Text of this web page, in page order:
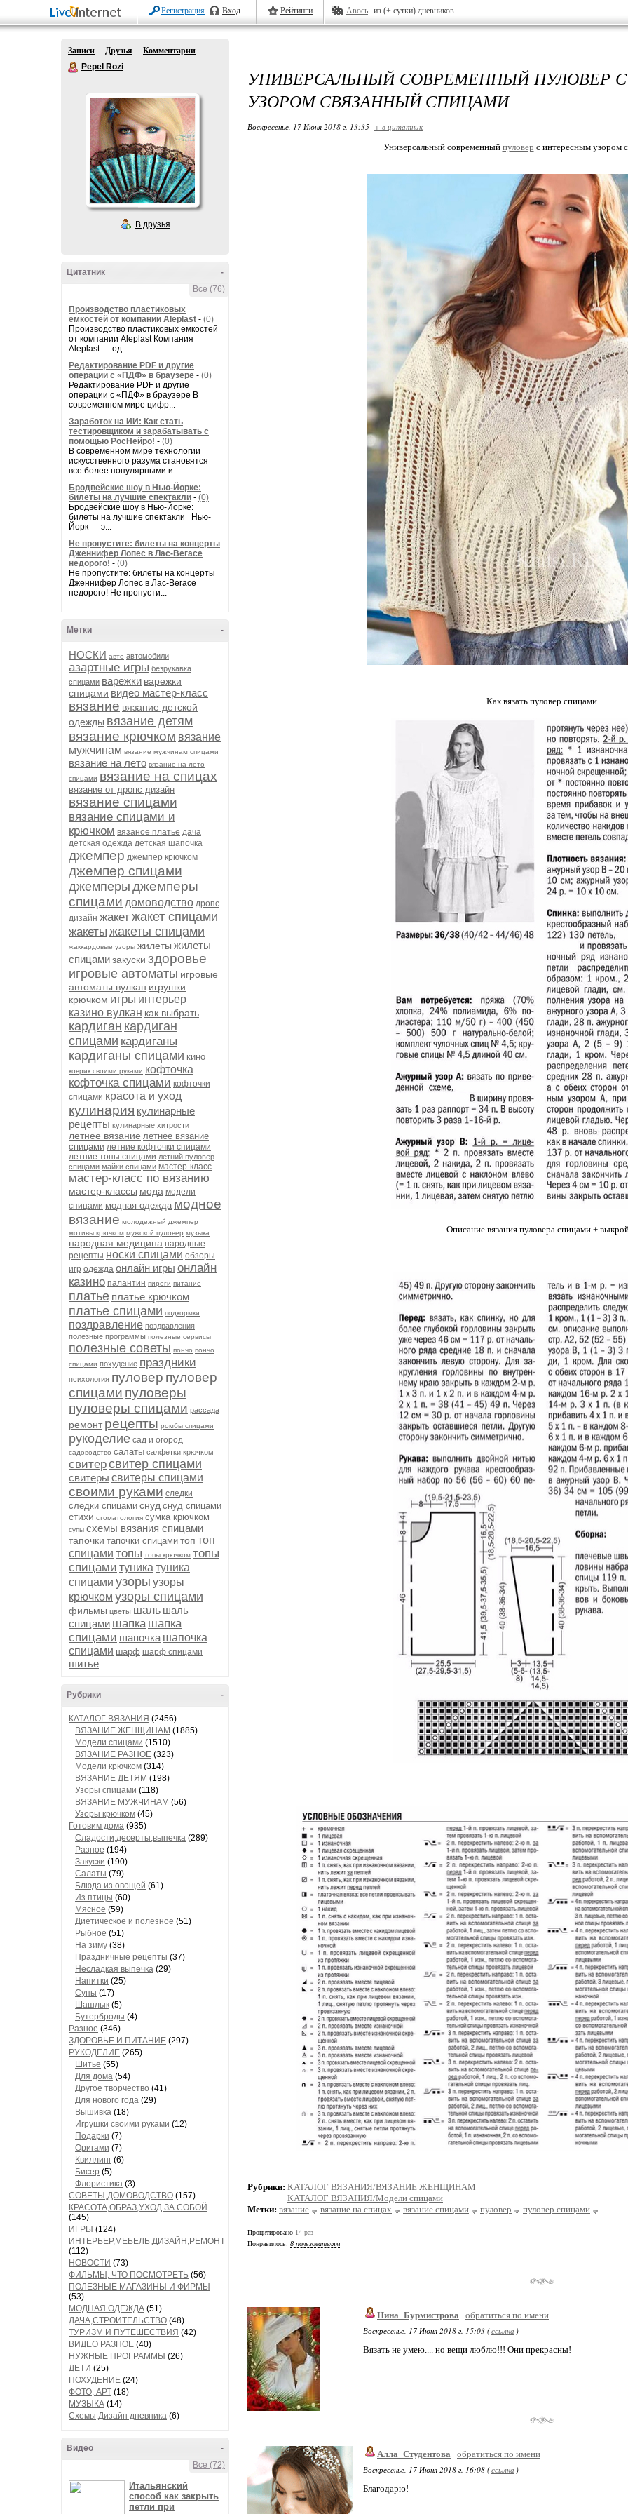
Регистрация Вход Рейтинги Авось из (+ сутки) дневников
Записи Друзья
Комментарии
Pepel Rozi
В друзья
-
Цитатник
Все (76)
Производство пластиковых
емкостей от компании Aleplast - (0)
Производство пластиковых емкостей
от компании Aleplast Компания
Aleplast — од...
Редактирование PDF и другие
операции с «ПДФ» в браузере - (0)
Редактирование PDF и другие
операции с «ПДФ» в браузере В
современном мире цифр...
Заработок на ИИ: Как стать
тестировщиком и зарабатывать с
помощью РосНейро! - (0)
В современном мире технологии
искусственного разума становятся
все более популярными и ...
Бродвейские шоу в Нью-Йорке:
билеты на лучшие спектакли - (0)
Бродвейские шоу в Нью-Йорке:
билеты на лучшие спектакли Нью-
Йорк — э...
Не пропустите: билеты на концерты
Дженнифер Лопес в Лас-Вегасе
недорого! - (0)
Не пропустите: билеты на концерты
Дженнифер Лопес в Лас-Вегасе
недорого! Не пропусти...
-
Метки
НОСКИ авто автомобили
азартные игры безрукавка
спицами варежки варежки
спицами видео мастер-класс
вязание вязание детской
одежды вязание детям
вязание крючком вязание
мужчинам вязание мужчинам спицами
вязание на лето вязание на лето
спицами вязание на спицах
вязание от дропс дизайн
вязание спицами
вязание спицами и
крючком вязаное платье дача
детская одежда детская шапочка
джемпер джемпер крючком
джемпер спицами
джемперы джемперы
спицами домоводство дропс
дизайн жакетжакет спицами
жакеты жакеты спицами
жаккардовые узоры жилеты жилеты
спицамизакуски здоровье
игровые автоматы игровые
автоматы вулкан игрушки
крючком игры интерьер
казино вулкан как выбрать
кардиган кардиган
спицами кардиганы
кардиганы спицами кино
коврик своими руками кофточка
кофточка спицами кофточки
спицами красота и уход
кулинария кулинарные
рецепты кулинарные хитрости
летнее вязание летнее вязание
спицами летние кофточки спицами
летние топы спицами летний пуловер
спицами майки спицами мастер-класс
мастер-класс по вязанию
мастер-классы мода модели
спицами модная одежда модное
вязание молодежный джемпер
мотивы крючком мужской пуловер музыка
народная медицина народные
рецепты носки спицами обзоры
игр одежда онлайн игры онлайн
казино палантин пироги питание
платье платье крючком
платье спицами подкормки
поздравление поздравления
полезные программы полезные сервисы
полезные советы пончо пончо
спицами похудение праздники
психология пуловер пуловер
спицами пуловеры
пуловеры спицами рассада
ремонт рецепты ромбы спицами
рукоделие сад и огород
садоводство салаты салфетки крючком
свитерсвитер спицами
свитеры свитеры спицами
своими руками следки
следки спицами снуд снуд спицами
стихи стоматология сумка крючком
супы схемы вязания спицами
тапочки тапочки спицами топ топ
спицами топы топы крючком топы
спицами туника туника
спицами узоры узоры
крючком узоры спицами
фильмы цветы шаль шаль
спицами шапка шапка
спицами шапочка шапочка
спицами шарф шарф спицами
шитье
-
Рубрики
КАТАЛОГ ВЯЗАНИЯ (2456)
ВЯЗАНИЕ ЖЕНЩИНАМ (1885)
Модели спицами (1510)
ВЯЗАНИЕ РАЗНОЕ (323)
Модели крючком (314)
ВЯЗАНИЕ ДЕТЯМ (198)
Узоры спицами (118)
ВЯЗАНИЕ МУЖЧИНАМ (56)
Узоры крючком (45)
Готовим дома (935)
Сладости,десерты,выпечка (289)
Разное (194)
Закуски (190)
Салаты (79)
Блюда из овощей (61)
Из птицы (60)
Мясное (59)
Диетическое и полезное (51)
Рыбное (51)
На зиму (38)
Праздничные рецепты (37)
Несладкая выпечка (29)
Напитки (25)
Супы (17)
Шашлык (5)
Бутерброды (4)
Разное (346)
ЗДОРОВЬЕ И ПИТАНИЕ (297)
РУКОДЕЛИЕ (265)
Шитье (55)
Для дома (54)
Другое творчество (41)
Для нового года (29)
Вышивка (18)
Игрушки своими руками (12)
Подарки (7)
Оригами (7)
Квиллинг (6)
Бисер (5)
Флористика (3)
СОВЕТЫ,ДОМОВОДСТВО (157)
КРАСОТА,ОБРАЗ,УХОД ЗА СОБОЙ
(145)
ИГРЫ (124)
ИНТЕРЬЕР,МЕБЕЛЬ,ДИЗАЙН,РЕМОНТ
(112)
НОВОСТИ (73)
ФИЛЬМЫ, ЧТО ПОСМОТРЕТЬ (56)
ПОЛЕЗНЫЕ МАГАЗИНЫ И ФИРМЫ
(53)
МОДНАЯ ОДЕЖДА (51)
ДАЧА,СТРОИТЕЛЬСТВО (48)
ТУРИЗМ И ПУТЕШЕСТВИЯ (42)
ВИДЕО РАЗНОЕ (40)
НУЖНЫЕ ПРОГРАММЫ (26)
ДЕТИ (25)
ПОХУДЕНИЕ (24)
ФОТО, АРТ (18)
МУЗЫКА (14)
Схемы,Дизайн дневника (6)
-
Видео
Все (72)
Итальянский
способ как закрыть
петли при
УНИВЕРСАЛЬНЫЙ СОВРЕМЕННЫЙ ПУЛОВЕР
УЗОРОМ СВЯЗАННЫЙ СПИЦАМИ
Воскресенье, 17 Июня 2018 г. 13:35 + в цитатник
Универсальный современный пуловер с интересным узором
Как вязать пуловер спицами
Описание вязания пуловера спицами +
Рубрики: КАТАЛОГ ВЯЗАНИЯ/ВЯЗАНИЕ ЖЕНЩИНАМ
КАТАЛОГ ВЯЗАНИЯ/Модели спицами
Метки: вязание вязание на спицах вязание спицами пуловер пуловер спицами
Процитировано 14 раз
Понравилось: 8 пользователям
Нина_Бурмистрова
обратиться по имени
Воскресенье, 17 Июня 2018 г. 15:03 (ссылка )
Вязать не умею.... но вещи люблю!!! Они прекрасны!
Алла_Студентова
обратиться по имени
Воскресенье, 17 Июня 2018 г. 16:08 (ссылка )
Благодарю!